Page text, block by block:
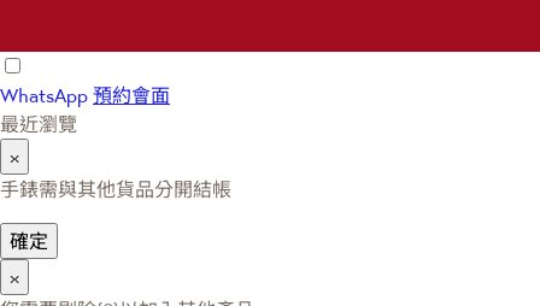
WhatsApp 預約會面
最近瀏覽
×
手錶需與其他貨品分開結帳
確定
×